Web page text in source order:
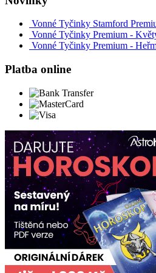
Vonné Tyčinky Stamford
Vonné Tyčinky Premium -
Vonné Tyčinky Premium -
Platba online